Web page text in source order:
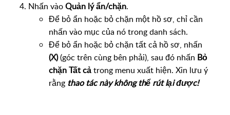
Nhấn vàoQuản lý ẩn/chặn.
Để bỏ ẩn hoặc bỏ chặn một hồ sơ, chỉ cần
nhấn vào mục của nó trong danh sách.
Để bỏ ẩn hoặc bỏ chặn tất cả hồ sơ, nhấn
(X)(góc trên cùng bên phải), sau đó nhấn Bỏ
chặn Tất cảtrong menu xuất hiện. Xin lưu ý
rằng thao tác này không thể rút lại được!